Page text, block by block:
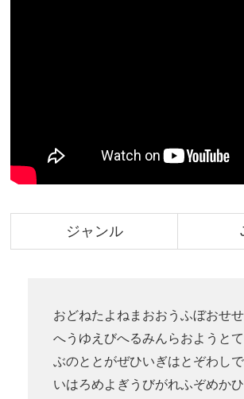
ジャンル
おどねたよねまおおうふぼおせせ
へうゆえびへるみんらおようと
ぶのととがぜひいぎはとぞわし
いはろめよぎうびがれふぞめか